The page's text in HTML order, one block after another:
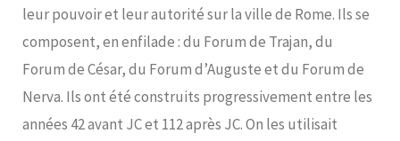
leur pouvoir et leur autorité sur la ville de Rome. Ils se
composent, en enfilade : du Forum de Trajan, du
Forum de César, du Forum d’Auguste et du Forum de
Nerva. Ils ont été construits progressivement entre les
années 42 avant JC et 112 après JC. On les utilisait